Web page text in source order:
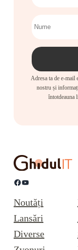
Adresa ta de e-mail
nostru și
întotdeauna
Facebook YouTube
Noutăți
Lansări
Diverse